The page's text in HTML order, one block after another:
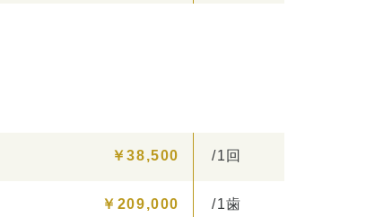
￥38,500 /1回
￥209,000 /1歯